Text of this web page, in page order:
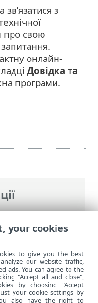
>ESET
Й
зв’язатися з
про свою
онлайн-
Довідка та
програми.
your cookies
to give you the best
our website traffic,
ads. You can agree to the
"Accept all and close",
by choosing "Accept
your cookie settings by
also have the right to